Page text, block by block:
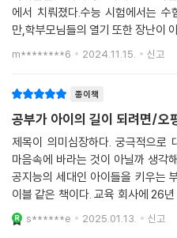
아이를 믿어주는 게 너무 어려운 부
근과 교육 이론을 바탕으로 한 실증
로운 교육 패러다임을 제시하는 길
로교육전문가인 오평선 저자의 26
이 담겨 있어, 아이의 교육과 진로 문
한 지침서가 되어줄 것이다.
에서 치뤄졌다.수능 시험에서는 수
만,학부모님들의 열기 또한 장난이
녀가 좋은 성적을 거두길 바라는 마
m********6 2024.11.15. 신고
종이책
공부가 아이의 길이 되려면/오
제목이 의미심장하다. 궁극적으로
마음속에 바라는 것이 아닐까 생각
공지능의 세대인 아이들을 키우는
이블 같은 책이다. 교육 회사에 26
녀의 사춘기 방황이라는 인생의 위
세워주는 멘토와 상담가, 강연자,
s******e 2025.01.13. 신고